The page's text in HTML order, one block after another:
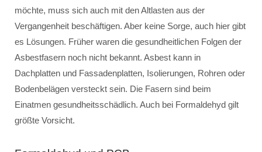
möchte, muss sich auch mit den Altlasten aus der
Vergangenheit beschäftigen. Aber keine Sorge, auch hier gibt
es Lösungen. Früher waren die gesundheitlichen Folgen der
Asbestfasern noch nicht bekannt. Asbest kann in
Dachplatten und Fassadenplatten, Isolierungen, Rohren oder
Bodenbelägen versteckt sein. Die Fasern sind beim
Einatmen gesundheitsschädlich. Auch bei Formaldehyd gilt
größte Vorsicht.